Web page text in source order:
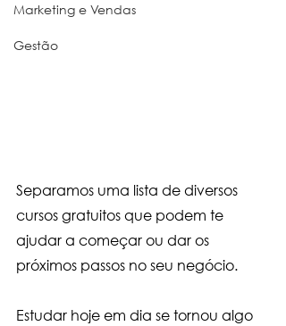
Marketing e Vendas
Gestão
Separamos uma lista de diversos
cursos gratuitos que podem te
ajudar a começar ou dar os
próximos passos no seu negócio.
Estudar hoje em dia se tornou algo